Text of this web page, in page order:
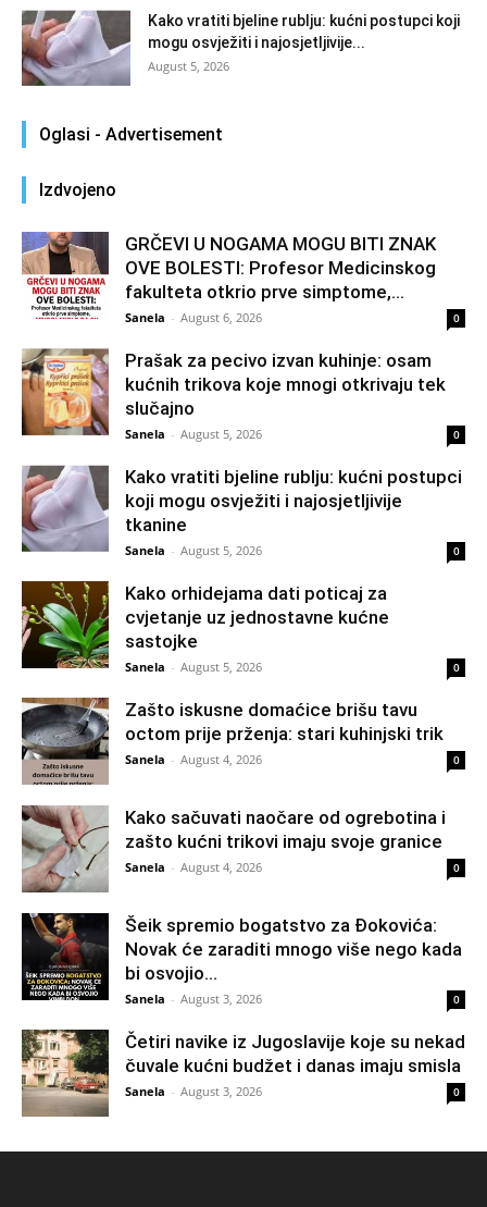
Kako vratiti bjeline rublju: kućni postupci koji
mogu osvježiti i najosjetljivije...
August 5, 2026
Oglasi - Advertisement
Izdvojeno
GRČEVI U NOGAMA MOGU BITI ZNAK
OVE BOLESTI: Profesor Medicinskog
fakulteta otkrio prve simptome,...
Sanela - August 6, 2026 0
Prašak za pecivo izvan kuhinje: osam
kućnih trikova koje mnogi otkrivaju tek
slučajno
Sanela - August 5, 2026 0
Kako vratiti bjeline rublju: kućni postupci
koji mogu osvježiti i najosjetljivije
tkanine
Sanela - August 5, 2026 0
Kako orhidejama dati poticaj za
cvjetanje uz jednostavne kućne
sastojke
Sanela - August 5, 2026 0
Zašto iskusne domaćice brišu tavu
octom prije prženja: stari kuhinjski trik
Sanela - August 4, 2026 0
Kako sačuvati naočare od ogrebotina i
zašto kućni trikovi imaju svoje granice
Sanela - August 4, 2026 0
Šeik spremio bogatstvo za Đokovića:
Novak će zaraditi mnogo više nego kada
bi osvojio...
Sanela - August 3, 2026 0
Četiri navike iz Jugoslavije koje su nekad
čuvale kućni budžet i danas imaju smisla
Sanela - August 3, 2026 0